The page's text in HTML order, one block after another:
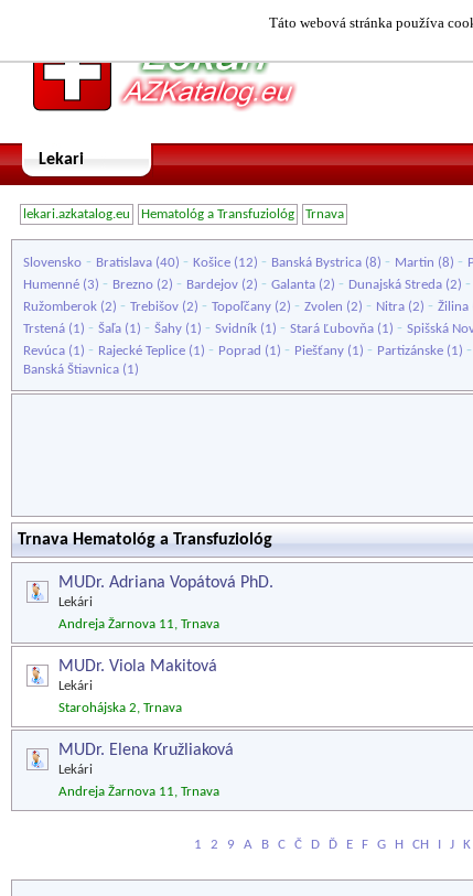
Táto webová stránka používa
Lekari
lekari.azkatalog.eu Hematológ a Transfuziológ Trnava
Slovensko - Bratislava (40) - Košice (12) - Banská Bystrica (8) - Martin (8) -
Humenné (3) - Brezno (2) - Bardejov (2) - Galanta (2) - Dunajská Streda (2) -
Ružomberok (2) - Trebišov (2) - Topoľčany (2) - Zvolen (2) - Nitra (2) - Žilina
Trstená (1) - Šaľa (1) - Šahy (1) - Svidník (1) - Stará Ľubovňa (1) - Spišská
Revúca (1) - Rajecké Teplice (1) - Poprad (1) - Piešťany (1) - Partizánske (1) -
Banská Štiavnica (1)
Trnava Hematológ a Transfuziológ
MUDr. Adriana Vopátová PhD.
Lekári
Andreja Žarnova 11, Trnava
MUDr. Viola Makitová
Lekári
Starohájska 2, Trnava
MUDr. Elena Kružliaková
Lekári
Andreja Žarnova 11, Trnava
1 2 9 A B C Č D Ď E F G H CH I J K